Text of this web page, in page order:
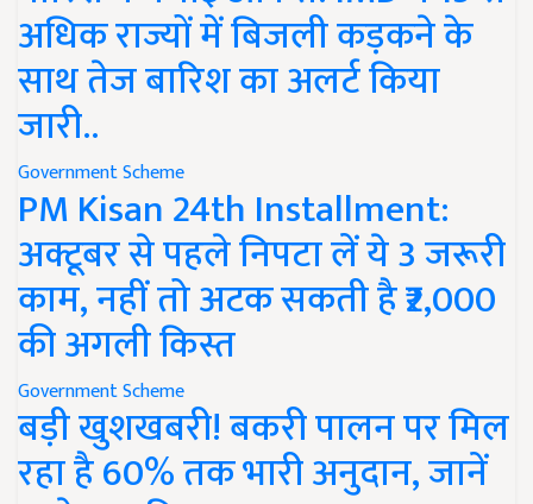
अधिक राज्यों में बिजली कड़कने के
साथ तेज बारिश का अलर्ट किया
जारी..
Government Scheme
PM Kisan 24th Installment:
अक्टूबर से पहले निपटा लें ये 3 जरूरी
काम, नहीं तो अटक सकती है ₹2,000
की अगली किस्त
Government Scheme
बड़ी खुशखबरी! बकरी पालन पर मिल
रहा है 60% तक भारी अनुदान, जानें